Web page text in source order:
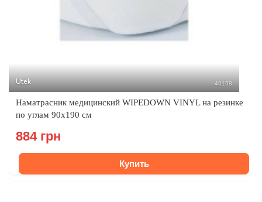
Utek 40168
Наматрасник медицинский WIPEDOWN VINYL на резинке
по углам 90х190 см
884 грн
Купить